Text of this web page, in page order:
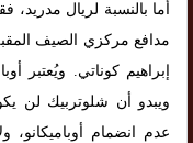
أما بالنسبة لريال مدريد،
مدافع مركزي الصيف
إبراهيم كوناتي. ويُعتبر
ويبدو أن شلوتربيك لن
عدم انضمام أوباميكانو،